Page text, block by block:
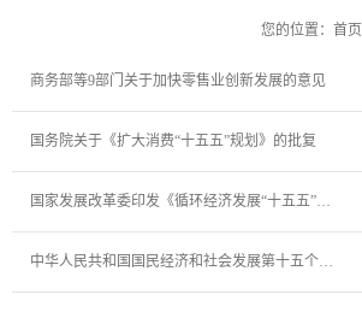
您的位置： 首页
商务部等9部门关于加快零售业创新发展的意见
国务院关于《扩大消费“十五五”规划》的批复
国家发展改革委印发《循环经济发展“十五五”规划》
中华人民共和国国民经济和社会发展第十五个五年规划纲要